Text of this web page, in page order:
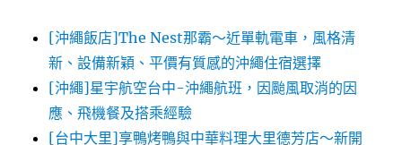
[沖繩飯店]The Nest那霸～近單軌電車，風格清
新、設備新穎、平價有質感的沖繩住宿選擇
[沖繩]星宇航空台中-沖繩航班，因颱風取消的因
應、飛機餐及搭乘經驗
[台中大里]享鴨烤鴨與中華料理大里德芳店～新開